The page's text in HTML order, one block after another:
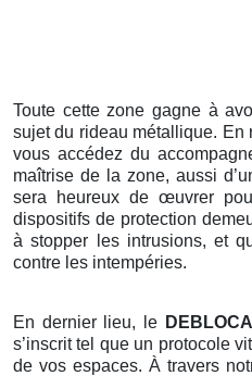
Toute cette zone gagne à
sujet du rideau métallique. En
vous accédez du
maîtrise de la zone, aussi
sera heureux de œuvrer
dispositifs de protection
à stopper les intrusions, et
contre les intempéries.
En dernier lieu, le
s’inscrit tel que un protocole
de vos espaces. À travers